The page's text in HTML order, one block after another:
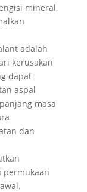
mineral,
adalah
kerusakan
dapat
aspal
masa
dan
permukaan